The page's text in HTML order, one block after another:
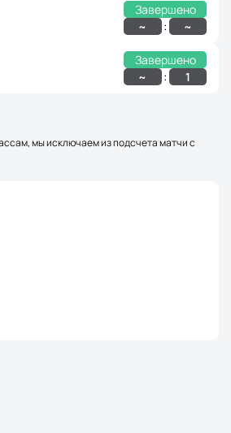
Завершено
~ : ~
Завершено
~ : 1
мы исключаем из подсчета матчи с